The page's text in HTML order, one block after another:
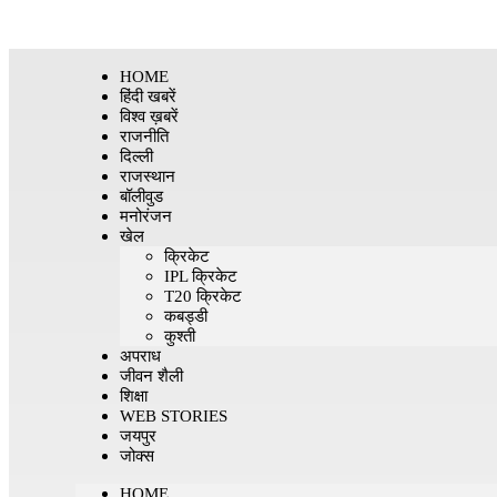
HOME
हिंदी खबरें
विश्व ख़बरें
राजनीति
दिल्ली
राजस्थान
बॉलीवुड
मनोरंजन
खेल
क्रिकेट
IPL क्रिकेट
T20 क्रिकेट
कबड्डी
कुश्ती
अपराध
जीवन शैली
शिक्षा
WEB STORIES
जयपुर
जोक्स